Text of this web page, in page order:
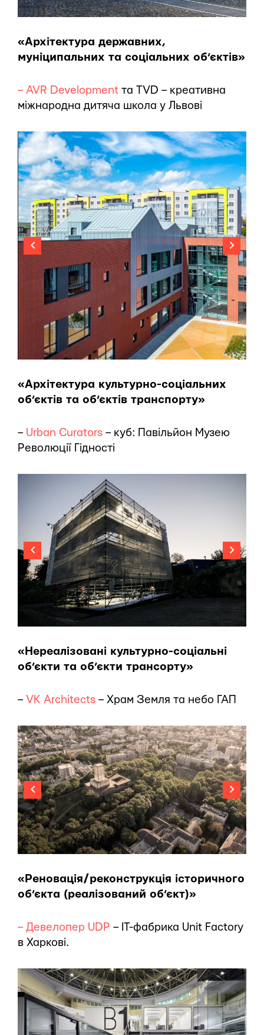
«Архітектура державних,
муніципальних та соціальних об’єктів»
– AVR Development та TVD – креативна
міжнародна дитяча школа у Львові
«Архітектура культурно-соціальних
об’єктів та об’єктів транспорту»
– Urban Curators – куб: Павільйон Музею
Революції Гідності
«Нереалізовані культурно-соціальні
об’єкти та об’єкти трансорту»
– VK Architects – Храм Земля та небо ГАП
«Реновація/реконструкція історичного
об’єкта (реалізований об’єкт)»
– Девелопер UDP – IT-фабрика Unit Factory
в Харкові.